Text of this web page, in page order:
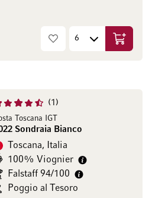
1
Toscana IGT
Sondraia Bianco
Toscana, Italia
100% Viognier
Falstaff 94/100
Poggio al Tesoro